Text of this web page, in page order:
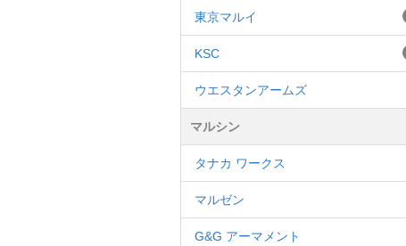
東京マルイ
KSC
ウエスタンアームズ
マルシン
タナカ ワークス
マルゼン
G&G アーマメント